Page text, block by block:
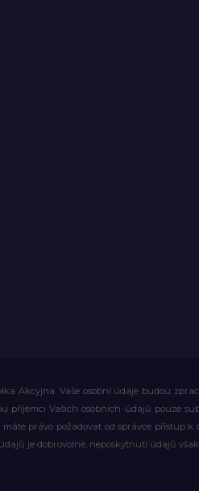
Akcyjna. Vaše osobní údaje budou
Vašich osobních údajů pouze
právo požadovat od správce přístup
je dobrovolné, neposkytnutí údajů